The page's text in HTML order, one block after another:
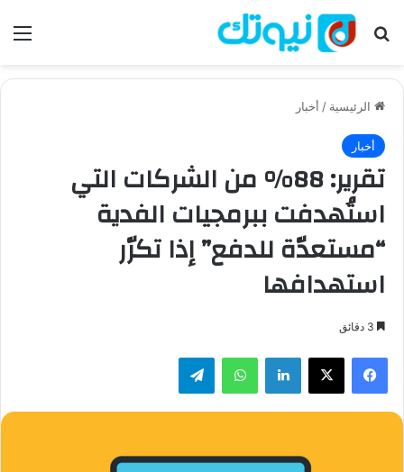
بحث عن
الرئيسية / أخبار
أخبار
تقرير: 88% من الشركات التي
استُهدفت ببرمجيات الفدية
“مستعدّة للدفع” إذا تكرّر
استهدافها
فيسبوك ‫X لينكدإن واتساب تيلقرام